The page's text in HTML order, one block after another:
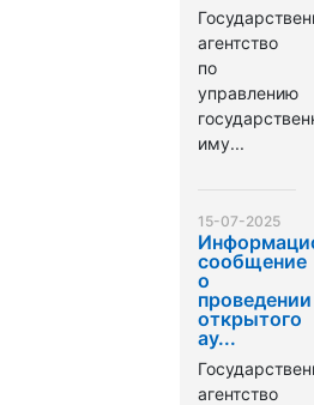
агентство
по
управлению
иму...
15-07-2025
сообщение
о
проведении
открытого
ау...
агентство